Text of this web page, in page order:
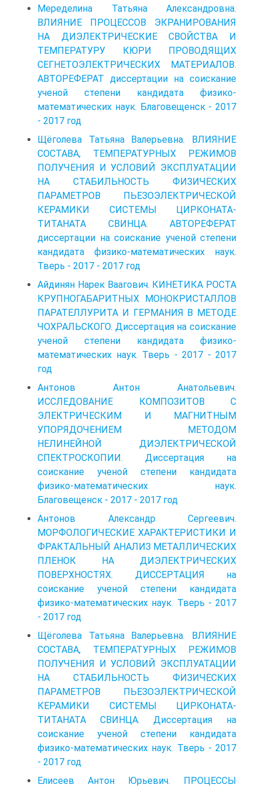
Меределина Татьяна Александровна.
ВЛИЯНИЕ ПРОЦЕССОВ ЭКРАНИРОВАНИЯ
НА ДИЭЛЕКТРИЧЕСКИЕ СВОЙСТВА И
ТЕМПЕРАТУРУ КЮРИ ПРОВОДЯЩИХ
СЕГНЕТОЭЛЕКТРИЧЕСКИХ МАТЕРИАЛОВ.
АВТОРЕФЕРАТ диссертации на соискание
ученой степени кандидата физико-
математических наук. Благовещенск - 2017
- 2017 год
Щёголева Татьяна Валерьевна. ВЛИЯНИЕ
СОСТАВА, ТЕМПЕРАТУРНЫХ РЕЖИМОВ
ПОЛУЧЕНИЯ И УСЛОВИЙ ЭКСПЛУАТАЦИИ
НА СТАБИЛЬНОСТЬ ФИЗИЧЕСКИХ
ПАРАМЕТРОВ ПЬЕЗОЭЛЕКТРИЧЕСКОЙ
КЕРАМИКИ СИСТЕМЫ ЦИРКОНАТА-
ТИТАНАТА СВИНЦА. АВТОРЕФЕРАТ
диссертации на соискание ученой степени
кандидата физико-математических наук.
Тверь - 2017 - 2017 год
Айдинян Нарек Ваагович. КИНЕТИКА РОСТА
КРУПНОГАБАРИТНЫХ МОНОКРИСТАЛЛОВ
ПАРАТЕЛЛУРИТА И ГЕРМАНИЯ В МЕТОДЕ
ЧОХРАЛЬСКОГО. Диссертация на соискание
ученой степени кандидата физико-
математических наук. Тверь - 2017 - 2017
год
Антонов Антон Анатольевич.
ИССЛЕДОВАНИЕ КОМПОЗИТОВ C
ЭЛЕКТРИЧЕСКИМ И МАГНИТНЫМ
УПОРЯДОЧЕНИЕМ МЕТОДОМ
НЕЛИНЕЙНОЙ ДИЭЛЕКТРИЧЕСКОЙ
СПЕКТРОСКОПИИ. Диссертация на
соискание ученой степени кандидата
физико-математических наук.
Благовещенск - 2017 - 2017 год
Антонов Александр Сергеевич.
МОРФОЛОГИЧЕСКИЕ ХАРАКТЕРИСТИКИ И
ФРАКТАЛЬНЫЙ АНАЛИЗ МЕТАЛЛИЧЕСКИХ
ПЛЕНОК НА ДИЭЛЕКТРИЧЕСКИХ
ПОВЕРХНОСТЯХ. ДИССЕРТАЦИЯ на
соискание ученой степени кандидата
физико-математических наук. Тверь - 2017
- 2017 год
Щёголева Татьяна Валерьевна. ВЛИЯНИЕ
СОСТАВА, ТЕМПЕРАТУРНЫХ РЕЖИМОВ
ПОЛУЧЕНИЯ И УСЛОВИЙ ЭКСПЛУАТАЦИИ
НА СТАБИЛЬНОСТЬ ФИЗИЧЕСКИХ
ПАРАМЕТРОВ ПЬЕЗОЭЛЕКТРИЧЕСКОЙ
КЕРАМИКИ СИСТЕМЫ ЦИРКОНАТА-
ТИТАНАТА СВИНЦА. Диссертация на
соискание ученой степени кандидата
физико-математических наук. Тверь - 2017
- 2017 год
Елисеев Антон Юрьевич. ПРОЦЕССЫ